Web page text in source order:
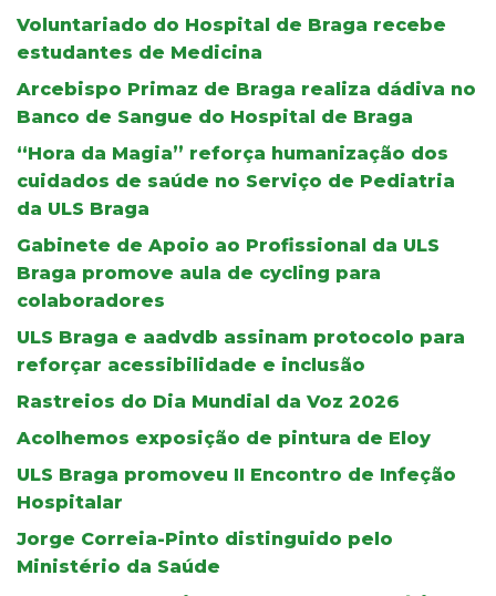
Voluntariado do Hospital de Braga recebe
estudantes de Medicina
Arcebispo Primaz de Braga realiza dádiva no
Banco de Sangue do Hospital de Braga
“Hora da Magia” reforça humanização dos
cuidados de saúde no Serviço de Pediatria
da ULS Braga
Gabinete de Apoio ao Profissional da ULS
Braga promove aula de cycling para
colaboradores
ULS Braga e aadvdb assinam protocolo para
reforçar acessibilidade e inclusão
Rastreios do Dia Mundial da Voz 2026
Acolhemos exposição de pintura de Eloy
ULS Braga promoveu II Encontro de Infeção
Hospitalar
Jorge Correia-Pinto distinguido pelo
Ministério da Saúde